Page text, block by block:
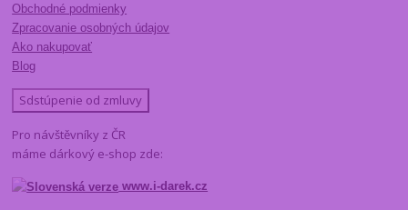
Obchodné podmienky
Zpracovanie osobných údajov
Ako nakupovať
Blog
Sdstúpenie od zmluvy
Pro návštěvníky z ČR
máme dárkový e-shop zde:
www.i-darek.cz